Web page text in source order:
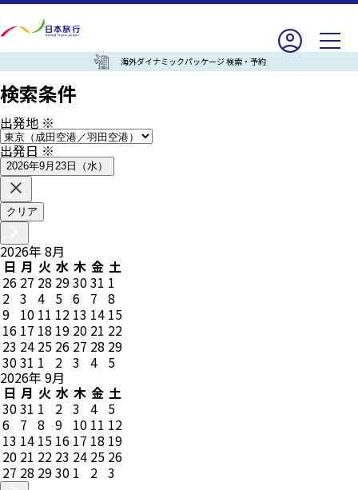
海外ダイナミックパッケージ 検索・予約
検索条件
出発地 ※
出発日※
2026年9月23日（水）
クリア
2026年 8月
日 月 火 水 木 金 土
26 27 28 293031 1
2 3 4 5 6 7 8
9 10 11 12 13 14 15
16 17 18 19 20 21 22
23 24 25 26 27 28 29
3031 1 2 3 4 5
2026年 9月
日 月 火 水 木 金 土
3031 1 2 3 4 5
6 7 8 9 10 11 12
13 14 15 16 17 18 19
20 21 22 23 24 25 26
27 28 2930 1 2 3